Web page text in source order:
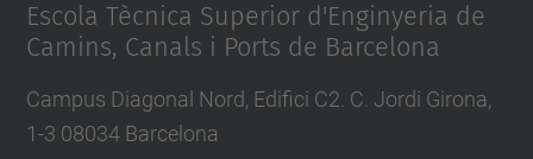
Escola Tècnica Superior d'Enginyeria de
Camins, Canals i Ports de Barcelona
Campus Diagonal Nord, Edifici C2. C. Jordi Girona,
1-3 08034 Barcelona